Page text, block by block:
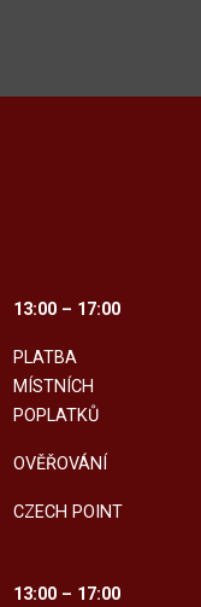
13:00 – 17:00
PLATBA
MÍSTNÍCH
POPLATKŮ
OVĚŘOVÁNÍ
CZECH POINT
13:00 – 17:00